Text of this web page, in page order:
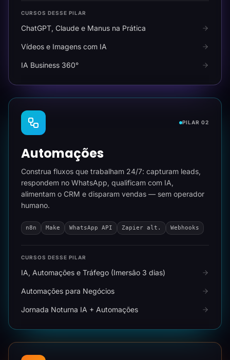
CURSOS DESSE PILAR
ChatGPT, Claude e Manus na Prática
Vídeos e Imagens com IA
IA Business 360°
PILAR 02
Automações
Construa fluxos que trabalham 24/7: capturam leads,
respondem no WhatsApp, qualificam com IA,
alimentam o CRM e disparam vendas — sem operador
humano.
n8n Make WhatsApp API Zapier alt. Webhooks
CURSOS DESSE PILAR
IA, Automações e Tráfego (Imersão 3 dias)
Automações para Negócios
Jornada Noturna IA + Automações